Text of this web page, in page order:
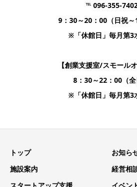
℡ 096-355-
9：30～20：00（日祝～
※「休館日」毎月第3
【創業支援室/スモール
8：30～22：00（全
※「休館日」毎月第3
トップ
お知ら
施設案内
経営相